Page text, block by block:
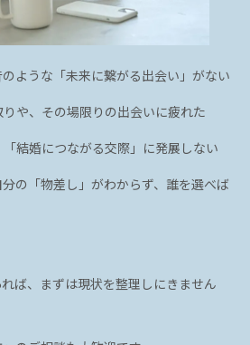
のような「未来に繋がる出会い」がない
や、その場限りの出会いに疲れた
結婚につながる交際」に発展しない
の「物差し」がわからず、誰を選べば
ば、まずは現状を整理しにきません